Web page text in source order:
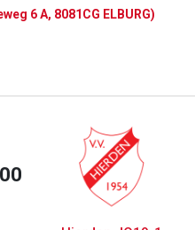
6 A, 8081CG ELBURG)